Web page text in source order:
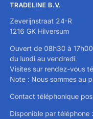
TRADELINE B.V.
Zeverijnstraat 24-R
1216 GK Hilversum
Ouvert de 08h30 à 17h00
du lundi au vendredi
Visites sur rendez-vous
Note : Nous sommes au
Contact téléphonique
Disponible par téléphone :